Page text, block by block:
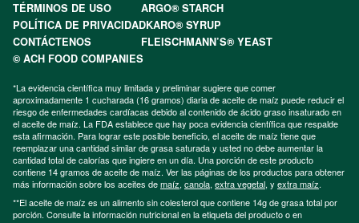
TÉRMINOS DE USO
ARGO® STARCH
POLÍTICA DE PRIVACIDADKARO® SYRUP
CONTÁCTENOS
FLEISCHMANN’S® YEAST
© ACH FOOD COMPANIES
*La evidencia científica muy limitada y preliminar sugiere que comer
aproximadamente 1 cucharada (16 gramos) diaria de aceite de maíz puede reducir el
riesgo de enfermedades cardíacas debido al contenido de ácido graso insaturado en
el aceite de maíz. La FDA establece que hay poca evidencia científica que respalde
esta afirmación. Para lograr este posible beneficio, el aceite de maíz tiene que
reemplazar una cantidad similar de grasa saturada y usted no debe aumentar la
cantidad total de calorías que ingiere en un día. Una porción de este producto
contiene 14 gramos de aceite de maíz. Ver las páginas de los productos para obtener
más información sobre los aceites demaíz, canola, extra vegetal, y extra maíz.
**El aceite de maíz es un alimento sin colesterol que contiene 14g de grasa total por
porción. Consulte la información nutricional en la etiqueta del producto o en